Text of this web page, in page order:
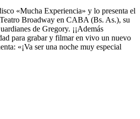
«Mucha Experiencia» y lo presenta el
Broadway en CABA (Bs. As.), su
de Gregory. ¡¡Además
para grabar y filmar en vivo un nuevo
«¡Va ser una noche muy especial